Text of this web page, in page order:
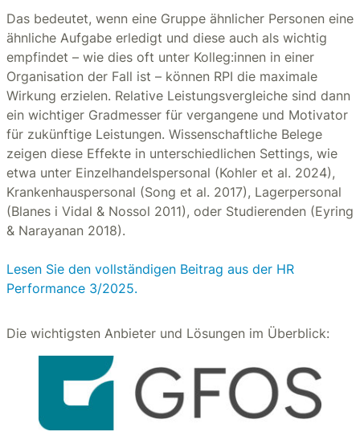
Das bedeutet, wenn eine Gruppe ähnlicher Personen eine
ähnliche Aufgabe erledigt und diese auch als wichtig
empfindet – wie dies oft unter Kolleg:innen in einer
Organisation der Fall ist – können RPI die maximale
Wirkung erzielen. Relative Leistungsvergleiche sind dann
ein wichtiger Gradmesser für vergangene und Motivator
für zukünftige Leistungen. Wissenschaftliche Belege
zeigen diese Effekte in unterschiedlichen Settings, wie
etwa unter Einzelhandelspersonal (Kohler et al. 2024),
Krankenhauspersonal (Song et al. 2017), Lagerpersonal
(Blanes i Vidal & Nossol 2011), oder Studierenden (Eyring
& Narayanan 2018).
Lesen Sie den vollständigen Beitrag aus der HR
Performance 3/2025.
Die wichtigsten Anbieter und Lösungen im Überblick: